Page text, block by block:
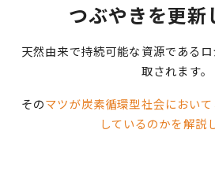
選ばれる理由
技術・事例紹介
技術資料DLサイト
つぶやきを更新
天然由来で持続可能な資源である
取されます。
そのマツが炭素循環型社会におい
しているのかを解説